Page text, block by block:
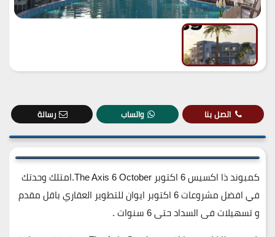
اتصل بنا واتساب رسالة
كمبوند ذا اكسيس 6 اكتوبر The Axis 6 October.امتلك وحدتك
في افضل مشروعات 6 اكتوبر ايوان للتطوير العقاري باقل مقدم
و تسهيلات فى السداد حتى 6 سنوات .